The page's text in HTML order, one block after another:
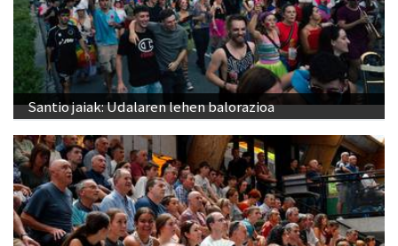
Santio jaiak: Udalaren lehen balorazioa